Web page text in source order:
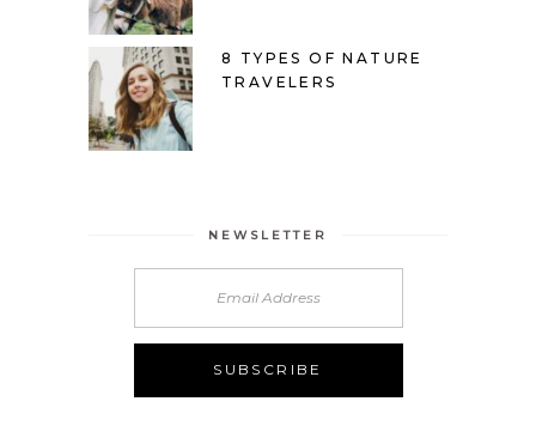
8 TYPES OF NATURE
TRAVELERS
NEWSLETTER